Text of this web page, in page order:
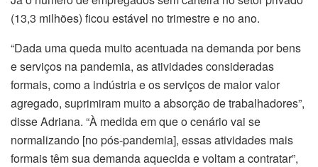
(13,3 milhões) ficou estável no trimestre e no ano.
“Dada uma queda muito acentuada na demanda por bens
e serviços na pandemia, as atividades consideradas
formais, como a indústria e os serviços de maior valor
agregado, suprimiram muito a absorção de trabalhadores”,
disse Adriana. “À medida em que o cenário vai se
normalizando [no pós-pandemia], essas atividades mais
formais têm sua demanda aquecida e voltam a contratar”,